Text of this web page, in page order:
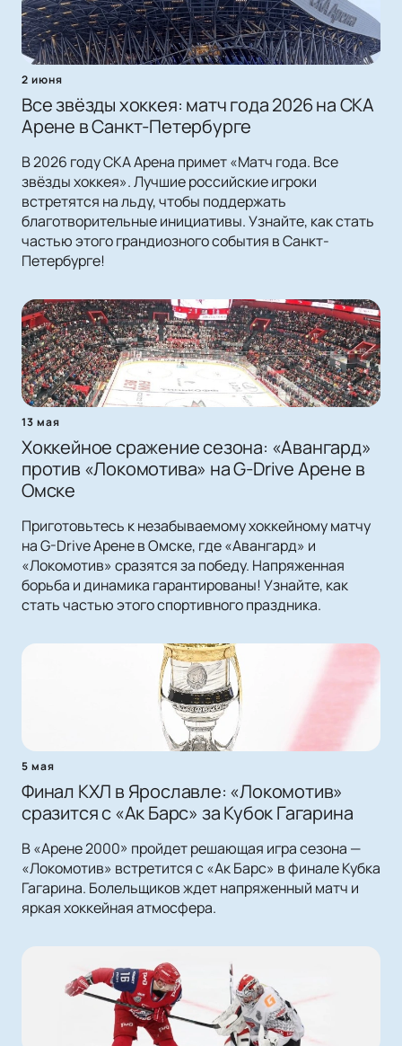
2 июня
Все звёзды хоккея: матч года 2026 на СКА
Арене в Санкт-Петербурге
В 2026 году СКА Арена примет «Матч года. Все
звёзды хоккея». Лучшие российские игроки
встретятся на льду, чтобы поддержать
благотворительные инициативы. Узнайте, как стать
частью этого грандиозного события в Санкт-
Петербурге!
13 мая
Хоккейное сражение сезона: «Авангард»
против «Локомотива» на G-Drive Арене в
Омске
Приготовьтесь к незабываемому хоккейному матчу
на G-Drive Арене в Омске, где «Авангард» и
«Локомотив» сразятся за победу. Напряженная
борьба и динамика гарантированы! Узнайте, как
стать частью этого спортивного праздника.
5 мая
Финал КХЛ в Ярославле: «Локомотив»
сразится с «Ак Барс» за Кубок Гагарина
В «Арене 2000» пройдет решающая игра сезона —
«Локомотив» встретится с «Ак Барс» в финале Кубка
Гагарина. Болельщиков ждет напряженный матч и
яркая хоккейная атмосфера.